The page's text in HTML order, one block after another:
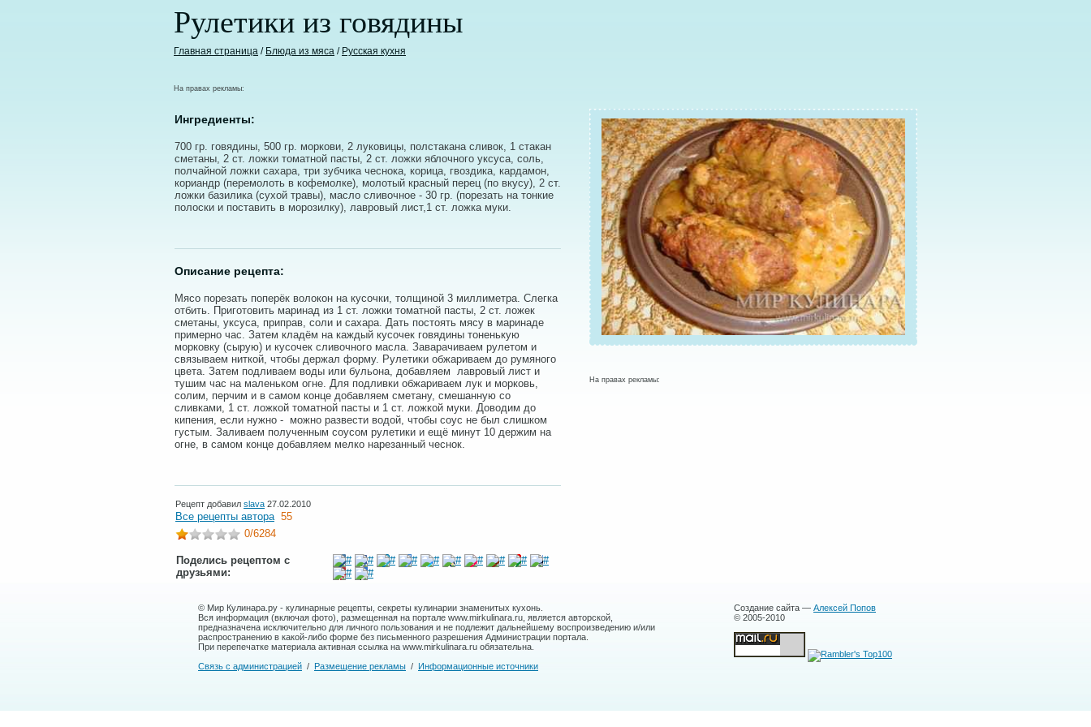
Рулетики из говядины
Главная страница / Блюда из мяса / Русская кухня
На правах рекламы:
Ингредиенты:
700 гр. говядины, 500 гр. моркови, 2 луковицы, полстакана сливок, 1 стакан
сметаны, 2 ст. ложки томатной пасты, 2 ст. ложки яблочного уксуса, соль,
полчайной ложки сахара, три зубчика чеснока, корица, гвоздика, кардамон,
кориандр (перемолоть в кофемолке), молотый красный перец (по вкусу), 2 ст.
ложки базилика (сухой травы), масло сливочное - 30 гр. (порезать на тонкие
полоски и поставить в морозилку), лавровый лист,1 ст. ложка муки.
Описание рецепта:
Мясо порезать поперёк волокон на кусочки, толщиной 3 миллиметра. Слегка
отбить. Приготовить маринад из 1 ст. ложки томатной пасты, 2 ст. ложек
сметаны, уксуса, приправ, соли и сахара. Дать постоять мясу в маринаде
примерно час. Затем кладём на каждый кусочек говядины тоненькую
морковку (сырую) и кусочек сливочного масла. Заварачиваем рулетом и
связываем ниткой, чтобы держал форму. Рулетики обжариваем до румяного
цвета. Затем подливаем воды или бульона, добавляем лавровый лист и
тушим час на маленьком огне. Для подливки обжариваем лук и морковь,
солим, перчим и в самом конце добавляем сметану, смешанную со
сливками, 1 ст. ложкой томатной пасты и 1 ст. ложкой муки. Доводим до
кипения, если нужно - можно развести водой, чтобы соус не был слишком
густым. Заливаем полученным соусом рулетики и ещё минут 10 держим на
огне, в самом конце добавляем мелко нарезанный чеснок.
Рецепт добавил slava 27.02.2010
Все рецепты автора 55
0/6284
Поделись рецептом с
друзьями:
На правах рекламы:
© Мир Кулинара.ру - кулинарные рецепты, секреты кулинарии знаменитых кухонь.
Вся информация (включая фото), размещенная на портале www.mirkulinara.ru, является авторской,
предназначена исключительно для личного пользования и не подлежит дальнейшему воспроизведению и/или
распространению в какой-либо форме без письменного разрешения Администрации портала.
При перепечатке материала активная ссылка на www.mirkulinara.ru обязательна.
Связь с администрацией / Размещение рекламы / Информационные источники
Создание сайта — Алексей Попов
© 2005-2010